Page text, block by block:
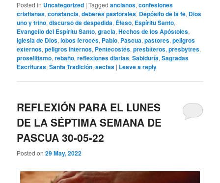
Posted in Uncategorized |Tagged ancianos,confesiones
cristianas,constancia,deberes pastorales, Depósito de la fe, Dios
uno y trino,discurso de despedida, Éfeso, Espíritu Santo,
Evangelio del Espíritu Santo,gracia,Hechos de los Apóstoles,
Iglesia de Dios,lobos feroces, Pablo, Pascua,pastores,peligros
externos,peligros internos, Pentecostés,presbíteros,presbytres,
proselitismo,rebaño,reflexiones diarias,Sabiduría,Sagradas
Escrituras,Santa Tradición,sectas | Leave a reply
REFLEXIÓN PARA EL LUNES
DE LA SÉPTIMA SEMANA DE
PASCUA 30-05-22
Posted on29 May, 2022